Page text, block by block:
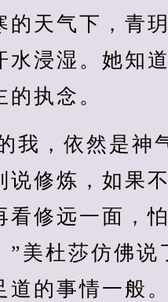
的天气下，青
水浸湿。她知
执念。
我，依然是神
说修炼，如果
看修远一面，
”美杜莎仿佛说
的事情一般。